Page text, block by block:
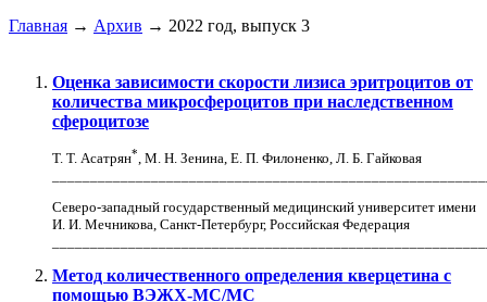
Главная → Архив → 2022 год, выпуск 3
Оценка зависимости скорости лизиса эритроцитов от
количества микросфероцитов при наследственном
сфероцитозе
Т. Т. Асатрян*, М. Н. Зенина, Е. П. Филоненко, Л. Б. Гайковая
Северо-западный государственный медицинский университет имени
И. И. Мечникова, Санкт-Петербург, Российская Федерация
Метод количественного определения кверцетина с
помощью ВЭЖХ-МС/МС